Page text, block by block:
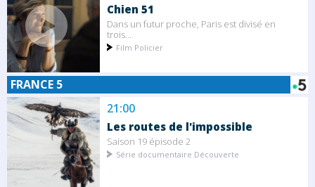
Chien 51
Dans un futur proche, Paris est divisé en
trois...
Film Policier
FRANCE 5
21:00
Les routes de l'impossible
Saison 19 épisode 2
Série documentaire Découverte